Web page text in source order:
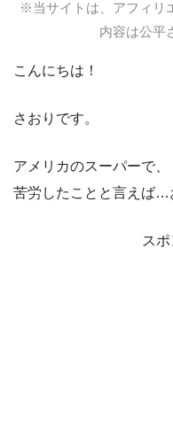
※当サイトは、アフィリ
内容は公平
こんにちは！
さおりです。
アメリカのスーパーで、
苦労したことと言えば…
ス